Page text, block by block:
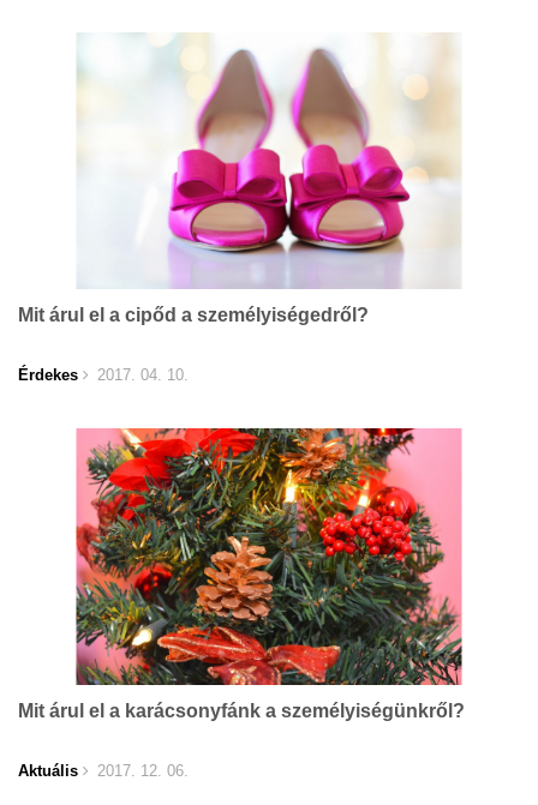
Mit árul el a cipőd a személyiségedről?
Érdekes 2017. 04. 10.
Mit árul el a karácsonyfánk a személyiségünkről?
Aktuális 2017. 12. 06.